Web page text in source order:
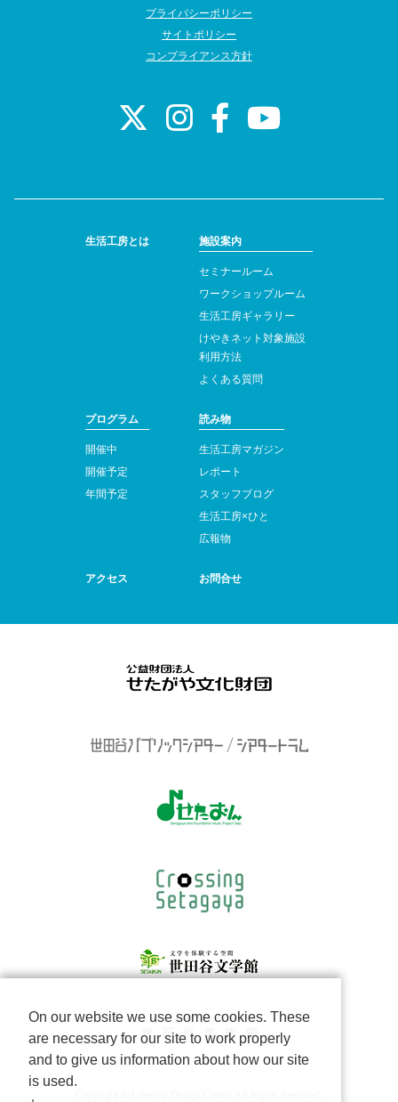
プライバシーポリシー
サイトポリシー
コンプライアンス方針
生活工房とは 施設案内
セミナールーム
ワークショップルーム
生活工房ギャラリー
けやきネット対象施設
利用方法
よくある質問
プログラム
開催中
開催予定
年間予定
読み物
生活工房マガジン
レポート
スタッフブログ
生活工房×ひと
広報物
アクセス お問合せ
On our website we use some cookies. These
are necessary for our site to work properly
and to give us information about how our site
is used.